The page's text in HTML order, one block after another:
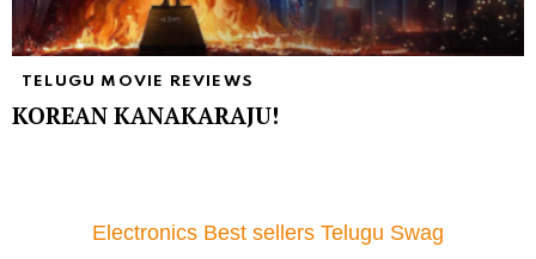
TELUGU MOVIE REVIEWS
KOREAN KANAKARAJU!
Electronics Best sellers Telugu Swag